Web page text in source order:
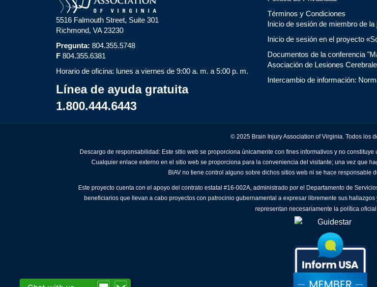
5516 Falmouth Street, Suite 301
Richmond, VA 23230
Pregunta: 804.355.5748
F 804.355.6381
Horario de oficina: lunes a viernes de 9:00 a. m. a 5:00 p. m.
Línea de ayuda gratuita
1.800.444.6443
Términos y Condiciones
Inicio de sesión de miembro de la
Inicio de sesión en el proyecto
Documentos de la conferencia
Asociación de Lesiones
Intercambio de información:
© 2025 Brain Injury Association of Virginia. Todos los
Descargo de responsabilidad: Este sitio web se proporciona únicamente con fines informativos y no
Cualquier enlace externo en el sitio web se proporciona para la conveniencia del visitante; una vez que
BIAV no tiene control alguno sobre dichos sitios web ni se hace responsable
Este proyecto cuenta con el apoyo del contrato estatal #16-002A, administrado por el Departamento de
beneficiarios que llevan a cabo proyectos con patrocinio gubernamental a expresar libremente sus
representan necesariamente la política oficial